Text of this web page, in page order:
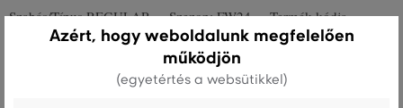
Szabás/TípusREGULAR Szezon: FW24
Termék kódja
830437-624-GY-433
Összetétel
Azért, hogy weboldalunk megfelelően
működjön
(egyetértés a websütikkel)